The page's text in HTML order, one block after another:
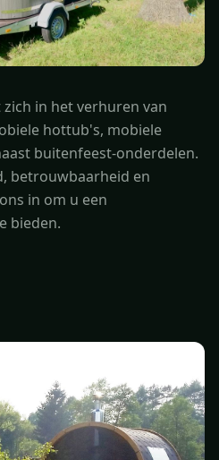
in het verhuren van
hottub's, mobiele
buitenfeest-onderdelen.
betrouwbaarheid en
in om u een
bieden.